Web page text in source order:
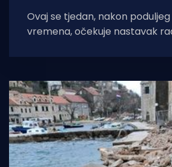
Ovaj se tjedan, nakon
vremena, očekuje nastavak
iz dubrovačke